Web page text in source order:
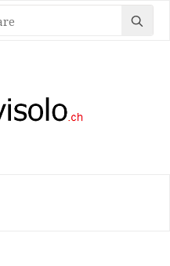
for: